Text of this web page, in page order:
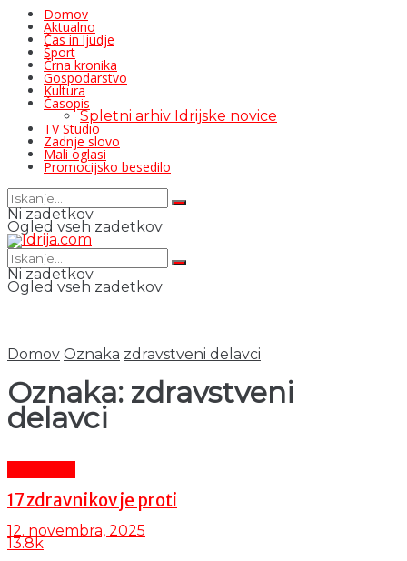
Domov
Aktualno
Čas in ljudje
Šport
Črna kronika
Gospodarstvo
Kultura
Časopis
Spletni arhiv Idrijske novice
TV Studio
Zadnje slovo
Mali oglasi
Promocijsko besedilo
Ni zadetkov
Ogled vseh zadetkov
Ni zadetkov
Ogled vseh zadetkov
Domov Oznaka zdravstveni delavci
Oznaka: zdravstveni
delavci
17 zdravnikov je proti
12. novembra, 2025
13.8k